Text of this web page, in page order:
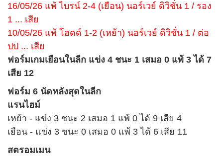
16/05/26 แพ้ ไบรน์ 2-4 (เยือน) นอร์เวย์ ดิวิชั่น 1 / รอง
1 ... เสีย
10/05/26 แพ้ โฮดด์ 1-2 (เหย้า) นอร์เวย์ ดิวิชั่น 1 / ต่อ
ปป ... เสีย
ฟอร์มเกมเยือนในลีก แข่ง 4 ชนะ 1 เสมอ 0 แพ้ 3 ได้ 7
เสีย 12
ฟอร์ม 6 นัดหลังสุดในลีก
แรนไฮม์
เหย้า - แข่ง 3 ชนะ 2 เสมอ 1 แพ้ 0 ได้ 9 เสีย 4
เยือน - แข่ง 3 ชนะ 0 เสมอ 0 แพ้ 3 ได้ 6 เสีย 11
สตรอมเมน